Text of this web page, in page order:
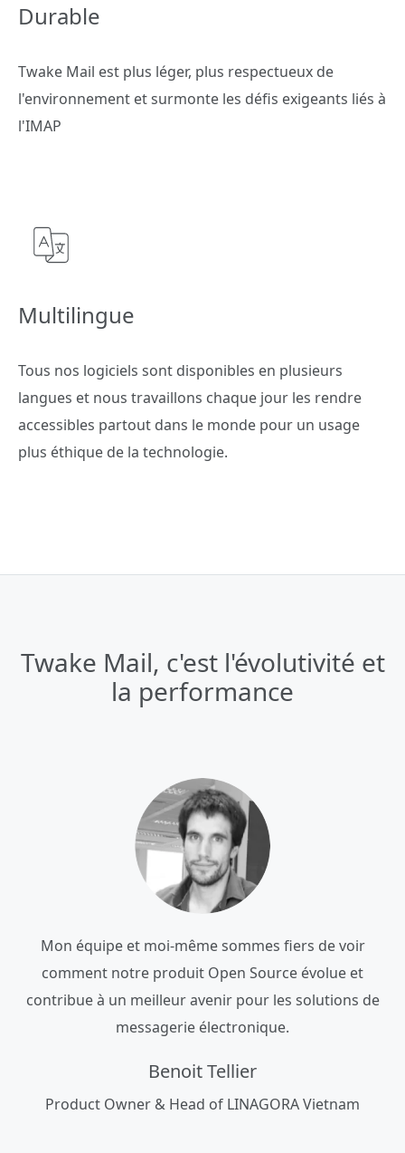
Durable
Twake Mail est plus léger, plus respectueux de
l'environnement et surmonte les défis exigeants liés à
l'IMAP
Multilingue
Tous nos logiciels sont disponibles en plusieurs
langues et nous travaillons chaque jour les rendre
accessibles partout dans le monde pour un usage
plus éthique de la technologie.
Twake Mail, c'est l'évolutivité et
la performance
Mon équipe et moi-même sommes fiers de voir
comment notre produit Open Source évolue et
contribue à un meilleur avenir pour les solutions de
messagerie électronique.
Benoit Tellier
Product Owner & Head of LINAGORA Vietnam